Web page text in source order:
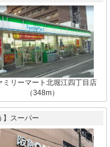
ミリーマート北堀江四丁目店
（348m）
】スーパー